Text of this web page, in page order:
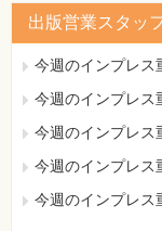
出版営業スタッ
今週のインプレス
今週のインプレス
今週のインプレス
今週のインプレス
今週のインプレス